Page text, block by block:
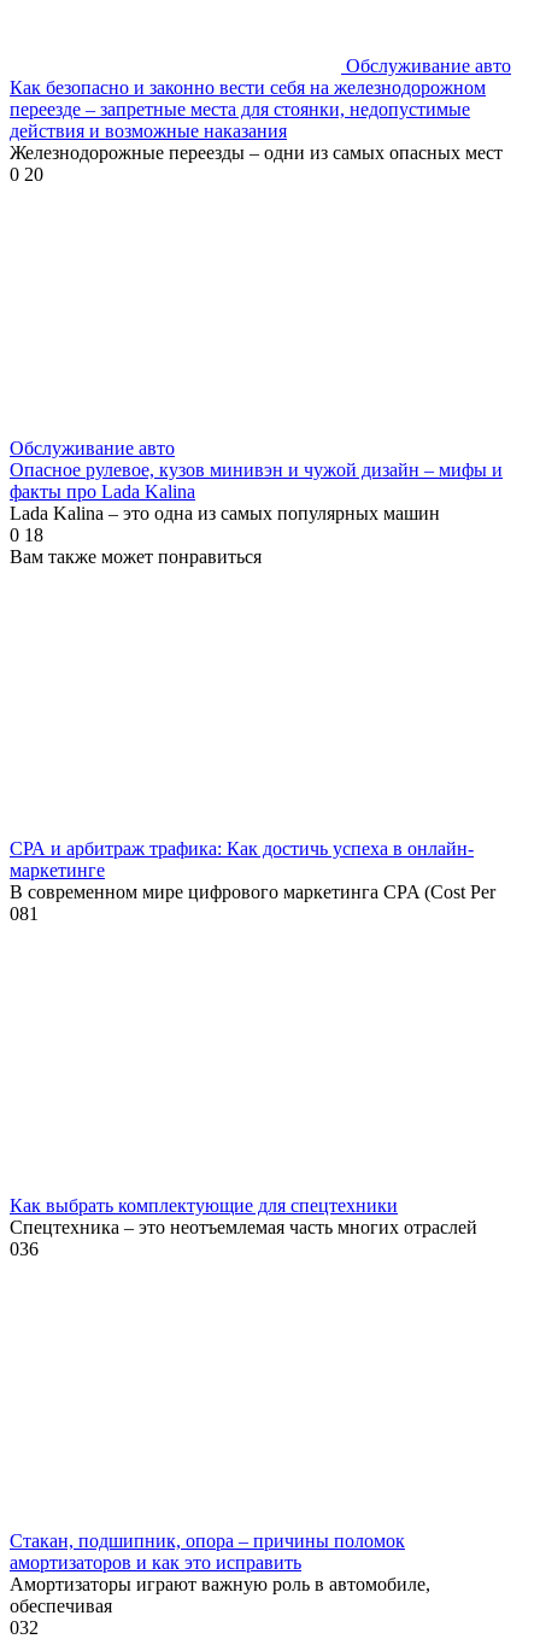
Обслуживание авто
Как безопасно и законно вести себя на железнодорожном
переезде – запретные места для стоянки, недопустимые
действия и возможные наказания
Железнодорожные переезды – одни из самых опасных мест
0 20
Обслуживание авто
Опасное рулевое, кузов минивэн и чужой дизайн – мифы и
факты про Lada Kalina
Lada Kalina – это одна из самых популярных машин
0 18
Вам также может понравиться
СРА и арбитраж трафика: Как достичь успеха в онлайн-
маркетинге
В современном мире цифрового маркетинга CPA (Cost Per
081
Как выбрать комплектующие для спецтехники
Спецтехника – это неотъемлемая часть многих отраслей
036
Стакан, подшипник, опора – причины поломок
амортизаторов и как это исправить
Амортизаторы играют важную роль в автомобиле,
обеспечивая
032